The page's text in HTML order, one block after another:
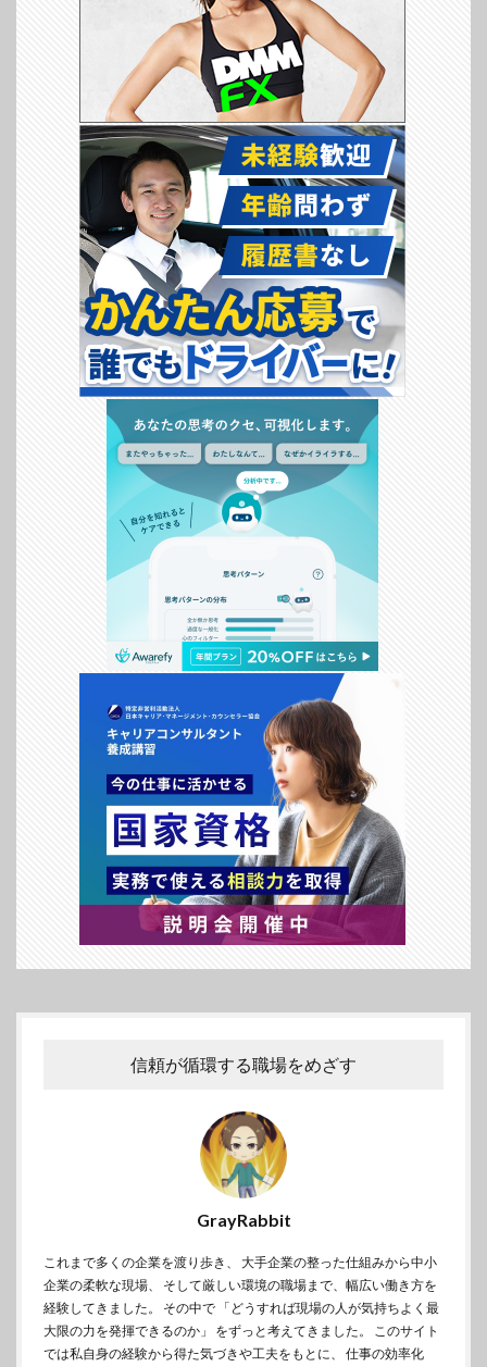
信頼が循環する職場をめざす
GrayRabbit
これまで多くの企業を渡り歩き、 大手企業の整った仕組みから中小
企業の柔軟な現場、 そして厳しい環境の職場まで、幅広い働き方を
経験してきました。 その中で 「どうすれば現場の人が気持ちよく最
大限の力を発揮できるのか」 をずっと考えてきました。 このサイト
では私自身の経験から得た気づきや工夫をもとに、 仕事の効率化